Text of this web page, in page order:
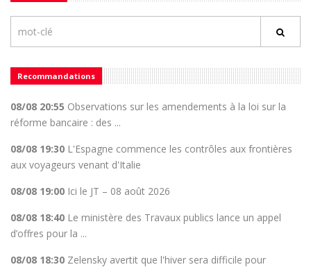
Recommandations
08/08 20:55 Observations sur les amendements à la loi sur la
réforme bancaire : des ...
08/08 19:30 L'Espagne commence les contrôles aux frontières
aux voyageurs venant d'Italie
08/08 19:00 Ici le JT – 08 août 2026
08/08 18:40 Le ministère des Travaux publics lance un appel
d’offres pour la ...
08/08 18:30 Zelensky avertit que l'hiver sera difficile pour